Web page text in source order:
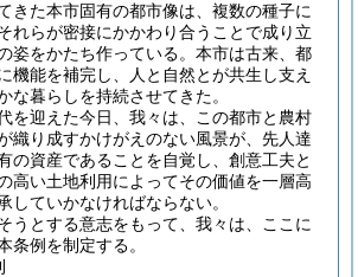
きた本市固有の都市像は、複数の種子に
れらが密接にかかわり合うことで成り立
姿をかたち作っている。本市は古来、都
機能を補完し、人と自然とが共生し支え
な暮らしを持続させてきた。
を迎えた今日、我々は、この都市と農村
織り成すかけがえのない風景が、先人達
の資産であることを自覚し、創意工夫と
高い土地利用によってその価値を一層高
していかなければならない。
うとする意志をもって、我々は、ここに
条例を制定する。